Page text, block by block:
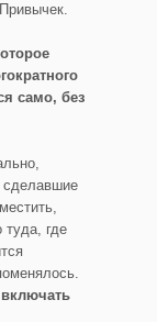
само, без
сделавшие
туда, где